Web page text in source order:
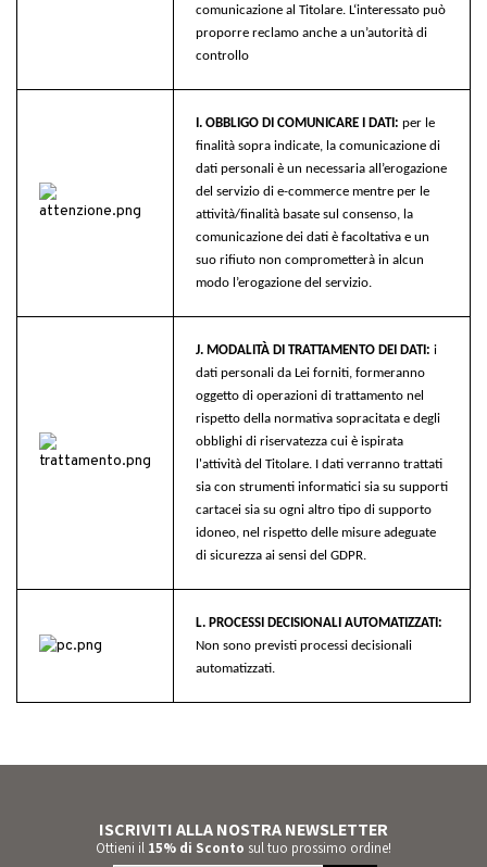
comunicazione al Titolare. L‘interessato può
proporre reclamo anche a un’autorità di
controllo
I. OBBLIGO DI COMUNICARE I DATI: per le
finalità sopra indicate, la comunicazione di
dati personali è un necessaria all’erogazione
del servizio di e-commerce mentre per le
attività/finalità basate sul consenso, la
comunicazione dei dati è facoltativa e un
suo rifiuto non comprometterà in alcun
modo l’erogazione del servizio.
J. MODALITÀ DI TRATTAMENTO DEI DATI: i
dati personali da Lei forniti, formeranno
oggetto di operazioni di trattamento nel
rispetto della normativa sopracitata e degli
obblighi di riservatezza cui è ispirata
l'attività del Titolare. I dati verranno trattati
sia con strumenti informatici sia su supporti
cartacei sia su ogni altro tipo di supporto
idoneo, nel rispetto delle misure adeguate
di sicurezza ai sensi del GDPR.
L. PROCESSI DECISIONALI AUTOMATIZZATI:
Non sono previsti processi decisionali
automatizzati.
ISCRIVITI ALLA NOSTRA NEWSLETTER
Ottieni il 15% di Sconto sul tuo prossimo ordine!